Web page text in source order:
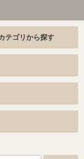
テゴリから探す